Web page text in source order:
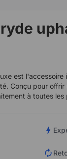
est
Conçu pour
à toutes les